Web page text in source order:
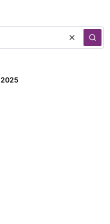
WyczyśćSzukaj